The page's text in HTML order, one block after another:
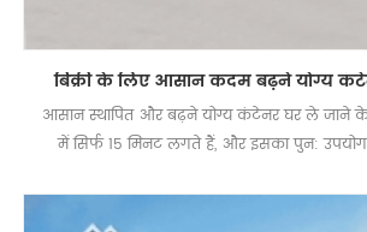
बिक्री के लिए आसान कदम बढ़ने योग्य
आसान स्थापित और बढ़ने योग्य कंटेनर घर ले जाने के
में सिर्फ 15 मिनट लगते हैं, और इसका पुन: